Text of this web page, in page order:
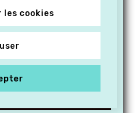
les cookies